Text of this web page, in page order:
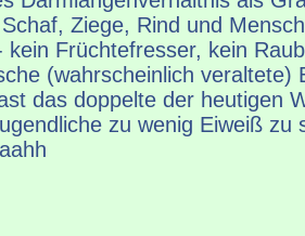
Ziege, Rind und
kein Früchtefresser, kein
(wahrscheinlich veraltete)
das doppelte der heutigen
zu wenig Eiweiß zu